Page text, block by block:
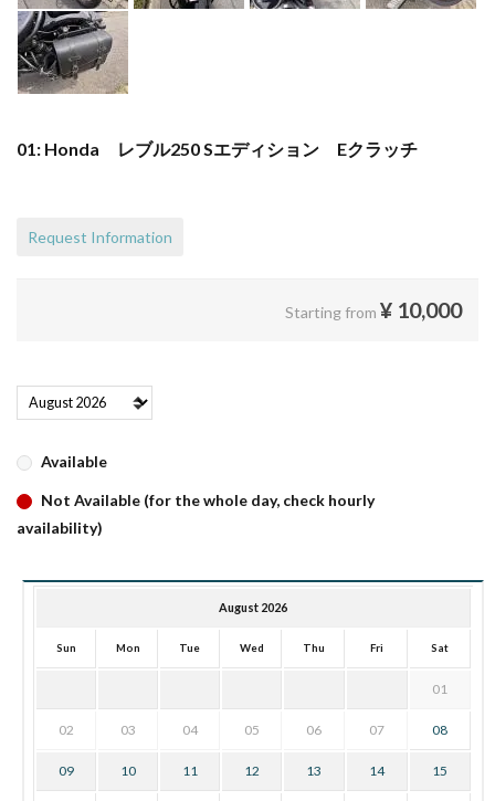
01: Honda レブル250 Sエディション Eクラッチ
Request Information
Starting from ¥ 10,000
Available
Not Available (for the whole day, check hourly
availability)
August 2026
Sun Mon Tue Wed Thu Fri Sat
01
02 03 04 05 06 07 08
09 10 11 12 13 14 15